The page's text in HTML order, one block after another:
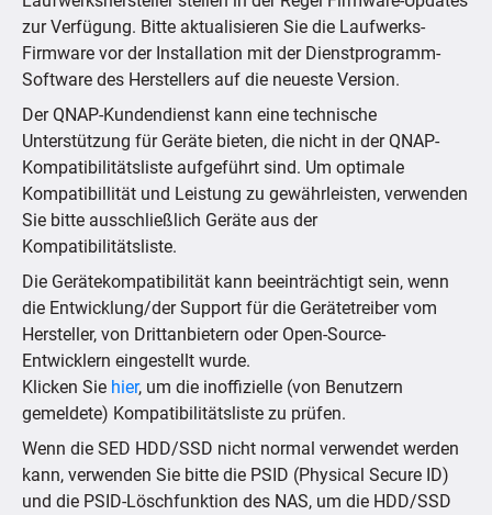
zur Verfügung. Bitte aktualisieren Sie die Laufwerks-
Firmware vor der Installation mit der Dienstprogramm-
Software des Herstellers auf die neueste Version.
Der QNAP-Kundendienst kann eine technische
Unterstützung für Geräte bieten, die nicht in der QNAP-
Kompatibilitätsliste aufgeführt sind. Um optimale
Kompatibillität und Leistung zu gewährleisten, verwenden
Sie bitte ausschließlich Geräte aus der
Kompatibilitätsliste.
Die Gerätekompatibilität kann beeinträchtigt sein, wenn
die Entwicklung/der Support für die Gerätetreiber vom
Hersteller, von Drittanbietern oder Open-Source-
Entwicklern eingestellt wurde.
Klicken Sie hier, um die inoffizielle (von Benutzern
gemeldete) Kompatibilitätsliste zu prüfen.
Wenn die SED HDD/SSD nicht normal verwendet werden
kann, verwenden Sie bitte die PSID (Physical Secure ID)
und die PSID-Löschfunktion des NAS, um die HDD/SSD